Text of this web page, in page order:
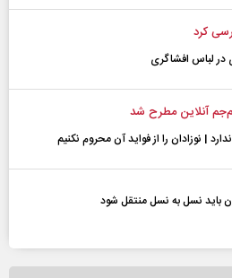
کرد
در لباس افشاگری
آنلاین مطرح شد
| نوزادان را از فواید آن محروم نکنیم
باید نسل به نسل منتقل شود